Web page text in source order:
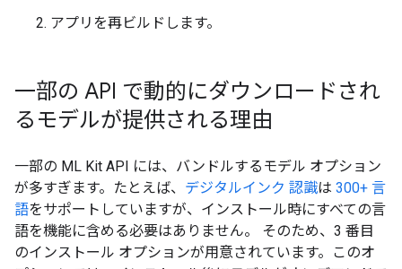
アプリを再ビルドします。
一部の API で動的にダウンロードされ
るモデルが提供される理由
一部の ML Kit API には、バンドルするモデル オプション
が多すぎます。たとえば、 デジタルインク 認識は 300+ 言
語をサポートしていますが、インストール時にすべての言
語を機能に含める必要はありません。 そのため、3 番目
のインストール オプションが用意されています。このオ